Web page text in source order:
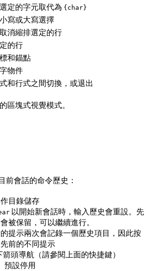
定的字元取代為 {char}
寫或大寫選擇
消縮排選定的行
的行
和錨點
物件
和行式之間切換，或退出
的區塊式視覺模式。
前會話的命令歷史：
目錄儲存
以開始新會話時，輸入歷史會重設。先
被保留，可以繼續進行。
提示兩次會記錄一個歷史項目，因此按
前的不同提示
頭導航（請參閱上面的快捷鍵）
預設停用